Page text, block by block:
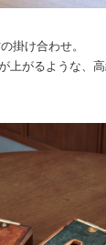
掛け合わせ。
上がるような、